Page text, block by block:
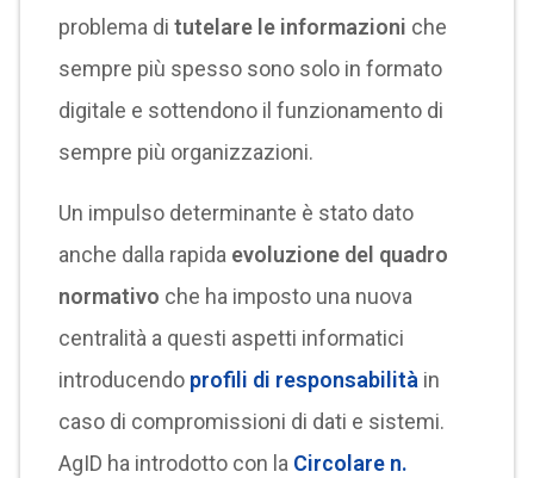
problema di tutelare le informazioni che
sempre più spesso sono solo in formato
digitale e sottendono il funzionamento di
sempre più organizzazioni.
Un impulso determinante è stato dato
anche dalla rapida evoluzione del quadro
normativo che ha imposto una nuova
centralità a questi aspetti informatici
introducendoprofili di responsabilità in
caso di compromissioni di dati e sistemi.
AgID ha introdotto con la Circolare n.